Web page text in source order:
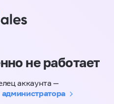
не работает
аккаунта —